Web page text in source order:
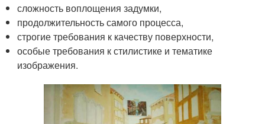
сложность воплощения задумки,
продолжительность самого процесса,
строгие требования к качеству поверхности,
особые требования к стилистике и тематике
изображения.